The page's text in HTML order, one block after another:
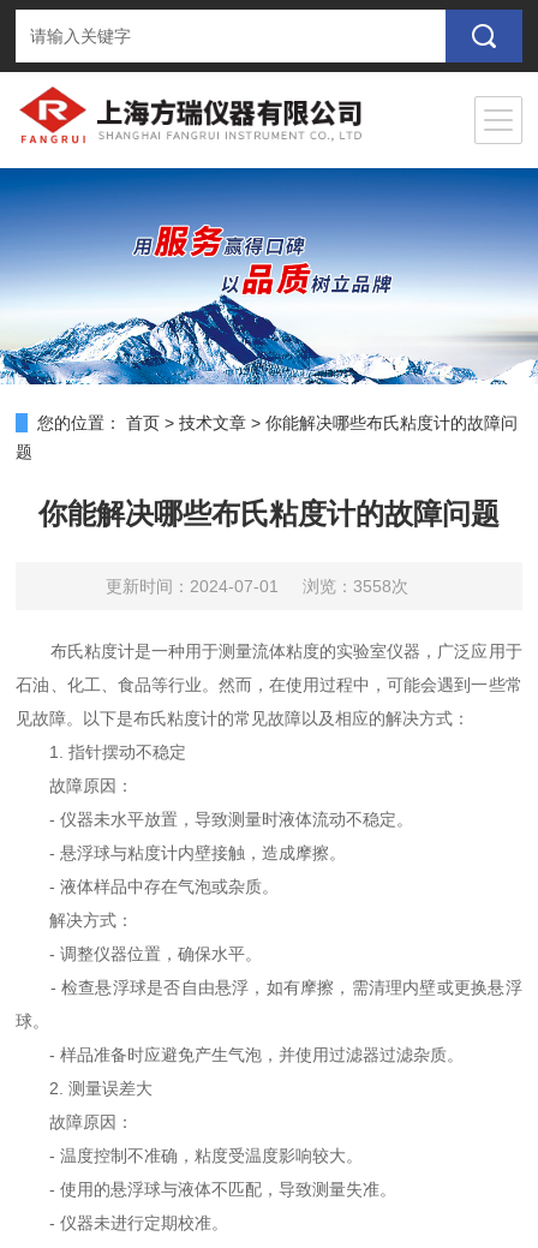
您的位置： 首页 >技术文章 >你能解决哪些布氏粘度计的故障问
题
你能解决哪些布氏粘度计的故障问题
更新时间：2024-07-01 浏览：3558次
布氏粘度计是一种用于测量流体粘度的实验室仪器，广泛应用于
石油、化工、食品等行业。然而，在使用过程中，可能会遇到一些常
见故障。以下是布氏粘度计的常见故障以及相应的解决方式：
1. 指针摆动不稳定
故障原因：
- 仪器未水平放置，导致测量时液体流动不稳定。
- 悬浮球与粘度计内壁接触，造成摩擦。
- 液体样品中存在气泡或杂质。
解决方式：
- 调整仪器位置，确保水平。
- 检查悬浮球是否自由悬浮，如有摩擦，需清理内壁或更换悬浮
球。
- 样品准备时应避免产生气泡，并使用过滤器过滤杂质。
2. 测量误差大
故障原因：
- 温度控制不准确，粘度受温度影响较大。
- 使用的悬浮球与液体不匹配，导致测量失准。
- 仪器未进行定期校准。